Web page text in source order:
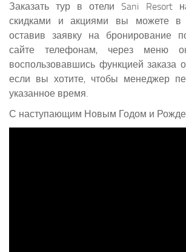
Заказать тур в отели Sani Resort
скидками и акциями вы можете в
оставив заявку на бронирование
сайте телефонам, через меню
воспользовавшись функцией заказа
если вы хотите, чтобы менеджер
указанное время.
С наступающим Новым Годом и